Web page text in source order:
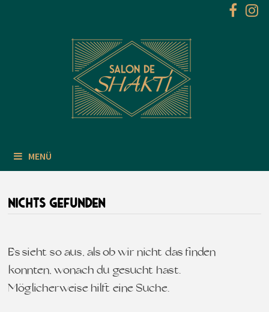
MENÜ
NICHTS GEFUNDEN
Es sieht so aus, als ob wir nicht das finden
konnten, wonach du gesucht hast.
Möglicherweise hilft eine Suche.